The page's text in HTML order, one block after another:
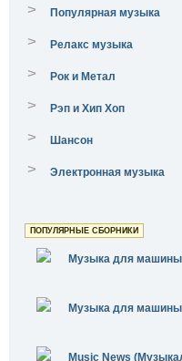
> Популярная музыка
> Релакс музыка
> Рок и Метал
> Рэп и Хип Хоп
> Шансон
> Электронная музыка
ПОПУЛЯРНЫЕ СБОРНИКИ
Музыка для машины
Музыка для машины
Music News